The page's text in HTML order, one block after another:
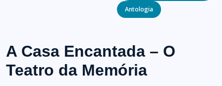
Antologia
A Casa Encantada – O
Teatro da Memória